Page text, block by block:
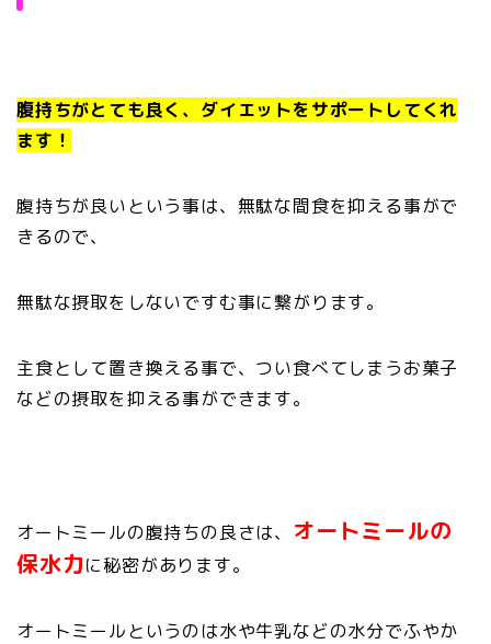
腹持ちがとても良く、ダイエットをサポートしてくれ
ます！
腹持ちが良いという事は、無駄な間食を抑える事がで
きるので、
無駄な摂取をしないですむ事に繋がります。
主食として置き換える事で、つい食べてしまうお菓子
などの摂取を抑える事ができます。
オートミールの腹持ちの良さは、 オートミールの
保水力に秘密があります。
オートミールというのは水や牛乳などの水分でふやか